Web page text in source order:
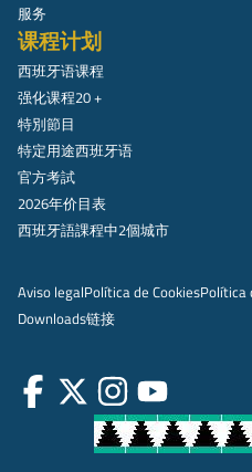
服务
课程计划
西班牙语课程
强化课程20 +
特別節目
特定用途西班牙语
官方考試
2026年价目表
西班牙語課程中2個城市
Aviso legalPolítica de CookiesPolítica
Downloads链接